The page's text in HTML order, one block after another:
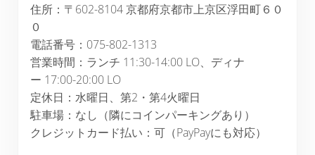
住所：〒602-8104 京都府京都市上京区浮田町６０
０
電話番号：075-802-1313
営業時間：ランチ 11:30-14:00 LO、ディナ
ー 17:00-20:00 LO
定休日：水曜日、第2・第4火曜日
駐車場：なし（隣にコインパーキングあり）
クレジットカード払い：可（PayPayにも対応）